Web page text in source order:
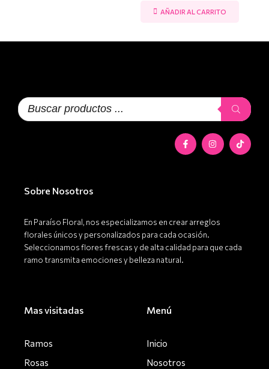
AÑADIR AL CARRITO
Búsqueda
de
F
a
c
I
n
s
T
i
k
Sobre Nosotros
En Paraíso Floral, nos especializamos en crear arreglos
florales únicos y personalizados para cada ocasión.
Seleccionamos flores frescas y de alta calidad para que cada
ramo transmita emociones y belleza natural.
Mas visitadas
Ramos
Rosas
Menú
Inicio
Nosotros